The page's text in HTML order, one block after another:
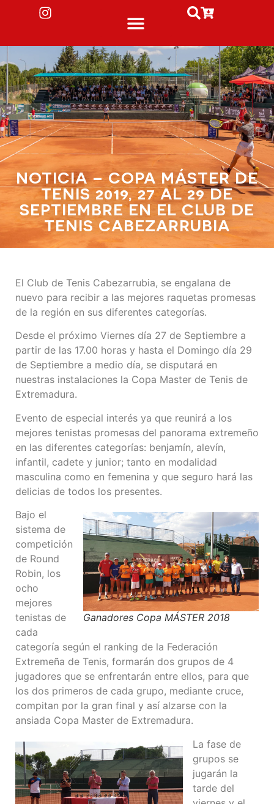
NOTICIA – COPA MÁSTER DE
TENIS 2019, 27 AL 29 DE
SEPTIEMBRE EN EL CLUB DE
TENIS CABEZARRUBIA
El Club de Tenis Cabezarrubia, se engalana de
nuevo para recibir a las mejores raquetas promesas
de la región en sus diferentes categorías.
Desde el próximo Viernes día 27 de Septiembre a
partir de las 17.00 horas y hasta el Domingo día 29
de Septiembre a medio día, se disputará en
nuestras instalaciones la Copa Master de Tenis de
Extremadura.
Evento de especial interés ya que reunirá a los
mejores tenistas promesas del panorama extremeño
en las diferentes categorías: benjamín, alevín,
infantil, cadete y junior; tanto en modalidad
masculina como en femenina y que seguro hará las
delicias de todos los presentes.
Ganadores Copa MÁSTER 2018
Bajo el
sistema de
competición
de Round
Robin, los
ocho
mejores
tenistas de
cada
categoría según el ranking de la Federación
Extremeña de Tenis, formarán dos grupos de 4
jugadores que se enfrentarán entre ellos, para que
los dos primeros de cada grupo, mediante cruce,
compitan por la gran final y así alzarse con la
ansiada Copa Master de Extremadura.
La fase de
grupos se
jugarán la
tarde del